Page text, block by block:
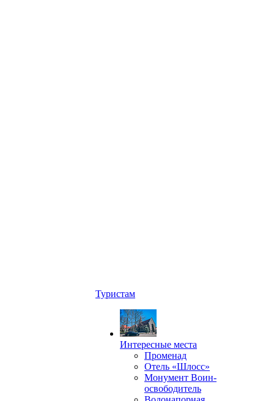
Туристам
Интересные места
Променад
Отель «Шлосс»
Монумент Воин-
освободитель